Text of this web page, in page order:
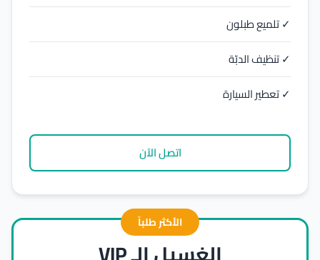
✓ تلميع طبلون
✓ تنظيف الدبّة
✓ تعطير السيارة
اتصل الآن
الأكثر طلباً